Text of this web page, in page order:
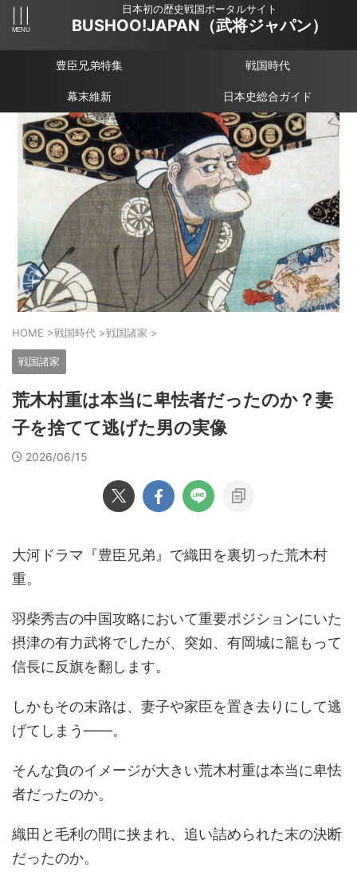
日本初の歴史戦国ポータルサイト
BUSHOO!JAPAN（武将ジャパン）
豊臣兄弟特集 戦国時代
幕末維新 日本史総合ガイド
HOME >戦国時代 >戦国諸家 >
戦国諸家
荒木村重は本当に卑怯者だったのか？妻
子を捨てて逃げた男の実像
2026/06/15
大河ドラマ『豊臣兄弟』で織田を裏切った荒木村
重。
羽柴秀吉の中国攻略において重要ポジションにいた
摂津の有力武将でしたが、突如、有岡城に籠もって
信長に反旗を翻します。
しかもその末路は、妻子や家臣を置き去りにして逃
げてしまう――。
そんな負のイメージが大きい荒木村重は本当に卑怯
者だったのか。
織田と毛利の間に挟まれ、追い詰められた末の決断
だったのか。